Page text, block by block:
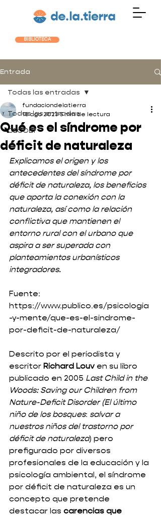
BIBLIOTECA
Entrada
Todas las entradas
CECOBI
Todas las entradas
Qué es el síndrome por
déficit de naturaleza
fundaciondelatierra
18 ago 2023 5 min de lectura
Explicamos el origen y los
antecedentes del síndrome por
déficit de naturaleza, los beneficios
que aporta la conexión con la
naturaleza, así como la relación
conflictiva que mantienen el
entorno rural con el urbano que
aspira a ser superada con
planteamientos urbanísticos
integradores.
Fuente:
https://www.publico.es/psicologia
-y-mente/que-es-el-sindrome-
por-deficit-de-naturaleza/
Descrito por el periodista y
escritor Richard Louv en su libro
publicado en 2005 Last Child in the
Woods: Saving our Children from
Nature-Deficit Disorder (El último
niño de los bosques: salvar a
nuestros niños del trastorno por
déficit de naturaleza) pero
prefigurado por diversos
profesionales de la educación y la
psicología ambiental, el síndrome
por déficit de naturaleza es un
concepto que pretende
destacar las carencias que